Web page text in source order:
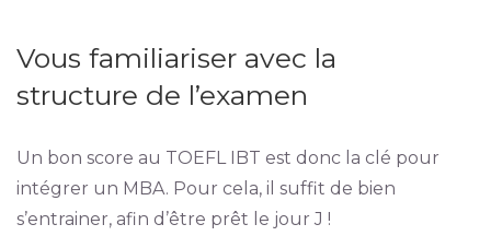
Vous familiariser avec la
structure de l’examen
Un bon score au TOEFL IBT est donc la clé pour
intégrer un MBA. Pour cela, il suffit de bien
s’entrainer, afin d’être prêt le jour J !